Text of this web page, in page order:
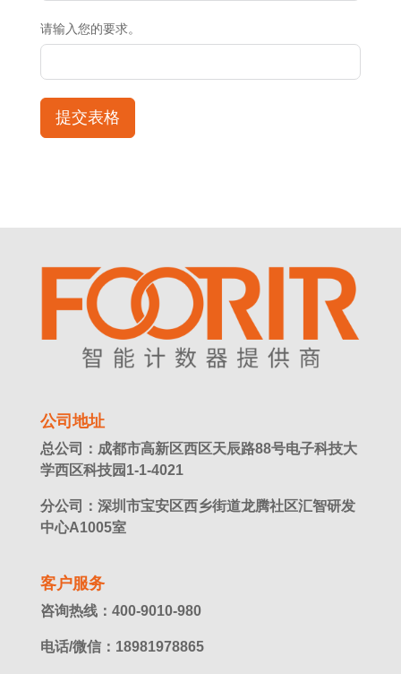
请输入您的要求。
提交表格
公司地址
总公司：成都市高新区西区天辰路88号电子科技大
学西区科技园1-1-4021
分公司：深圳市宝安区西乡街道龙腾社区汇智研发
中心A1005室
客户服务
咨询热线：400-9010-980
电话/微信：18981978865